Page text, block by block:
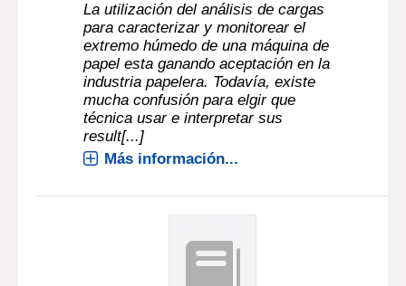
La utilización del análisis de cargas
para caracterizar y monitorear el
extremo húmedo de una máquina de
papel esta ganando aceptación en la
industria papelera. Todavía, existe
mucha confusión para elgir que
técnica usar e interpretar sus
result[...]
Más información...